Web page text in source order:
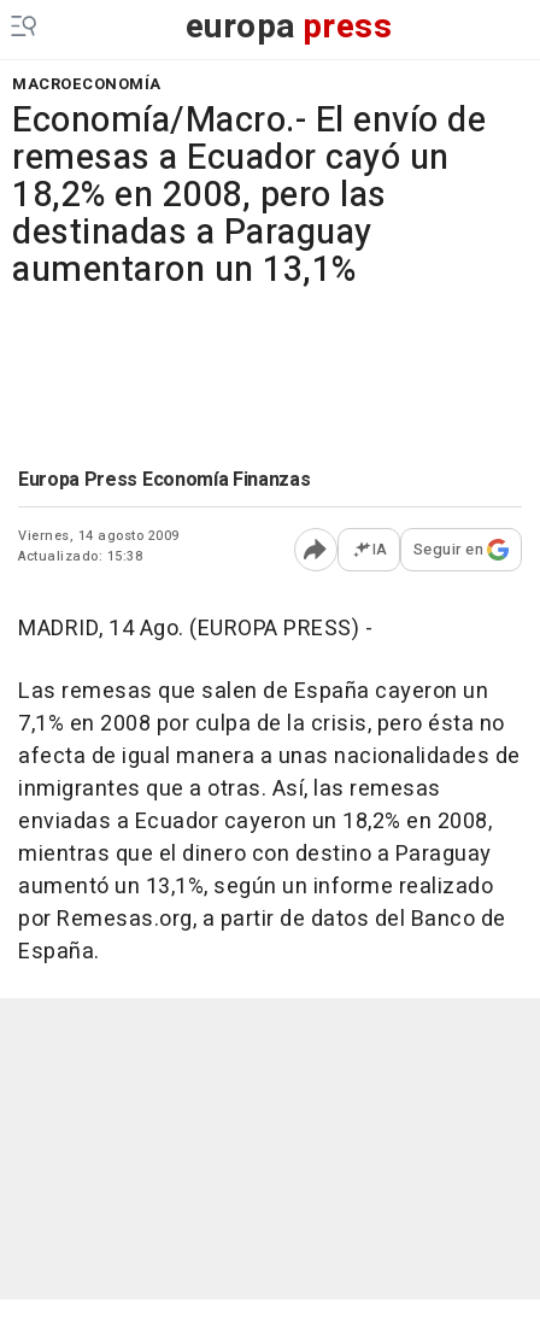
europa press
MACROECONOMÍA
Economía/Macro.- El envío de
remesas a Ecuador cayó un
18,2% en 2008, pero las
destinadas a Paraguay
aumentaron un 13,1%
Europa Press Economía Finanzas
Viernes, 14 agosto 2009
Actualizado: 15:38
Abrir opciones para
IA Seguir en
MADRID, 14 Ago. (EUROPA PRESS) -
Las remesas que salen de España cayeron un
7,1% en 2008 por culpa de la crisis, pero ésta no
afecta de igual manera a unas nacionalidades de
inmigrantes que a otras. Así, las remesas
enviadas a Ecuador cayeron un 18,2% en 2008,
mientras que el dinero con destino a Paraguay
aumentó un 13,1%, según un informe realizado
por Remesas.org, a partir de datos del Banco de
España.